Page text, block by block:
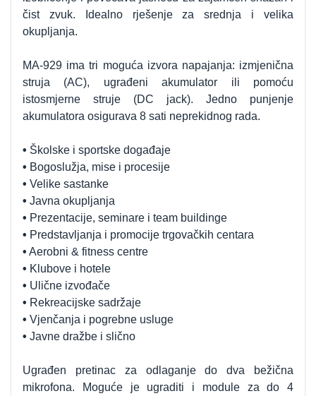
čist zvuk. Idealno rješenje za srednja i velika
okupljanja.
MA-929 ima tri moguća izvora napajanja: izmjenična
struja (AC), ugrađeni akumulator ili pomoću
istosmjerne struje (DC jack). Jedno punjenje
akumulatora osigurava 8 sati neprekidnog rada.
• Školske i sportske događaje
• Bogoslužja, mise i procesije
• Velike sastanke
• Javna okupljanja
• Prezentacije, seminare i team buildinge
• Predstavljanja i promocije trgovačkih centara
• Aerobni & fitness centre
• Klubove i hotele
• Ulične izvođače
• Rekreacijske sadržaje
• Vjenčanja i pogrebne usluge
• Javne dražbe i slično
Ugrađen pretinac za odlaganje do dva bežična
mikrofona. Moguće je ugraditi i module za do 4